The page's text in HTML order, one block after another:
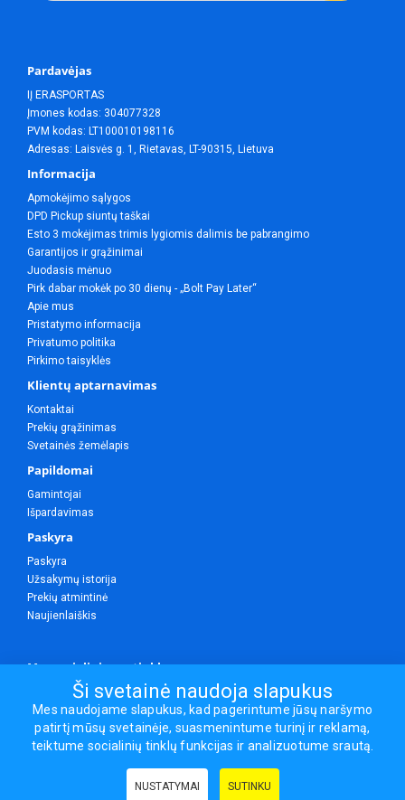
Pardavėjas
IĮ ERASPORTAS
Įmones kodas: 304077328
PVM kodas: LT100010198116
Adresas: Laisvės g. 1, Rietavas, LT-90315, Lietuva
Informacija
Apmokėjimo sąlygos
DPD Pickup siuntų taškai
Esto 3 mokėjimas trimis lygiomis dalimis be pabrangimo
Garantijos ir grąžinimai
Juodasis mėnuo
Pirk dabar mokėk po 30 dienų - „Bolt Pay Later“
Apie mus
Pristatymo informacija
Privatumo politika
Pirkimo taisyklės
Klientų aptarnavimas
Kontaktai
Prekių grąžinimas
Svetainės žemėlapis
Papildomai
Gamintojai
Išpardavimas
Paskyra
Paskyra
Užsakymų istorija
Prekių atmintinė
Naujienlaiškis
Mes socialiniuose tinkluose
Visos teisės saugomos.
Sporto ir laisvalaikio prekės, maisto papildai - erasportas.lt © 2026
Ši svetainė naudoja slapukus
Mes naudojame slapukus, kad pagerintume jūsų naršymo
patirtį mūsų svetainėje, suasmenintume turinį ir reklamą,
teiktume socialinių tinklų funkcijas ir analizuotume srautą.
NUSTATYMAI SUTINKU